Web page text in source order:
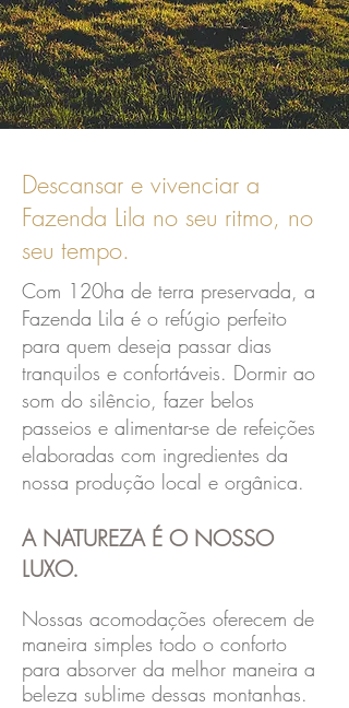
Descansar e vivenciar a
Fazenda Lila no seu ritmo, no
seu tempo.
Com 120ha de terra preservada, a
Fazenda Lila é o refúgio perfeito
para quem deseja passar dias
tranquilos e confortáveis. Dormir ao
som do silêncio, fazer belos
passeios e alimentar-se de refeições
elaboradas com ingredientes da
nossa produção local e orgânica.
A NATUREZA É O NOSSO
LUXO.
Nossas acomodações oferecem de
maneira simples todo o conforto
para absorver da melhor maneira a
beleza sublime dessas montanhas.